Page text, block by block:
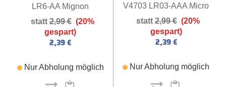
LR6-AA Mignon
2,99 € (20%
gespart)
2,39 €
Nur Abholung möglich
V4703 LR03-AAA Micro
2,99 € (20%
gespart)
2,39 €
Nur Abholung möglich